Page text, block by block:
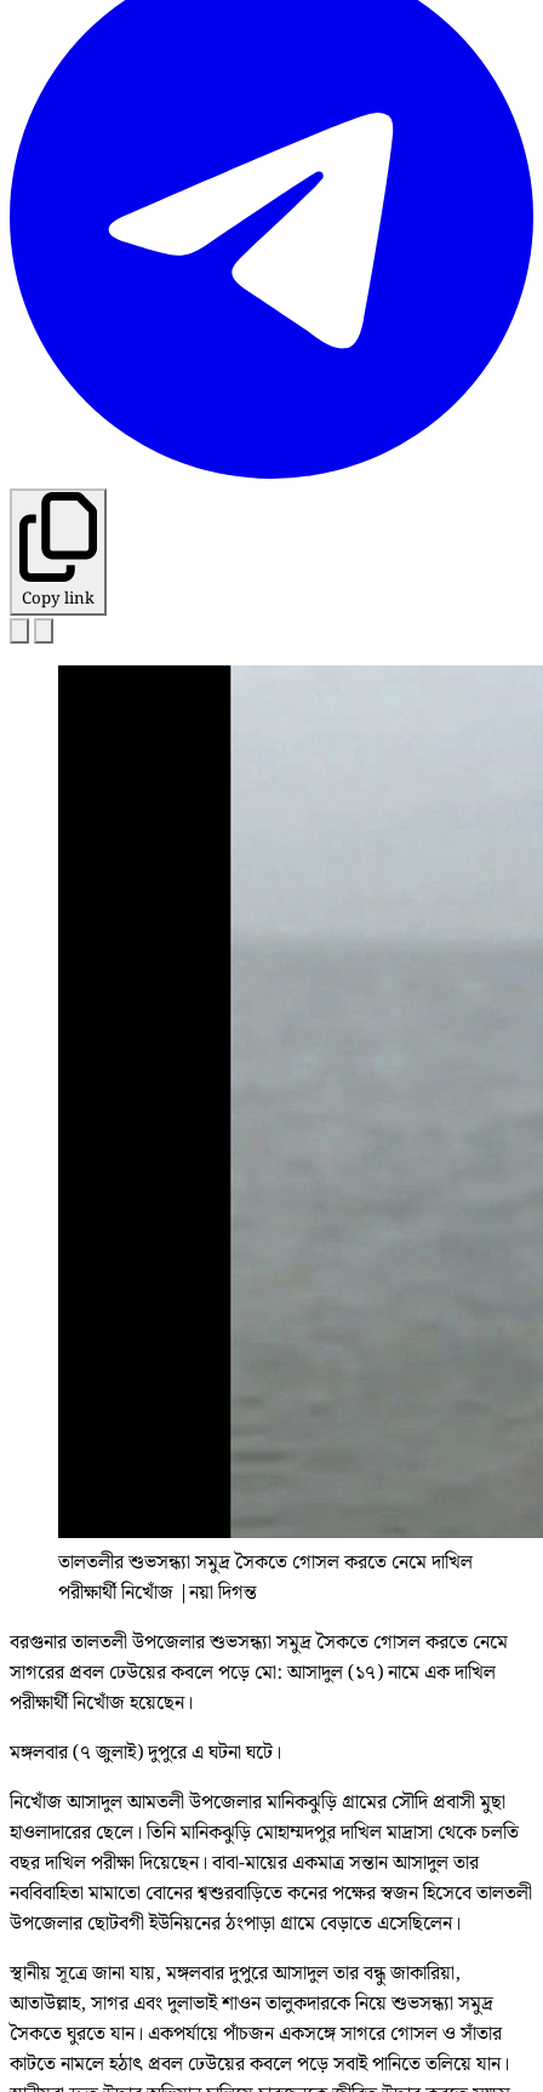
Copy link
তালতলীর শুভসন্ধ্যা সমুদ্র সৈকতে গোসল করতে নেমে দাখিল
পরীক্ষার্থী নিখোঁজ |নয়া দিগন্ত
বরগুনার তালতলী উপজেলার শুভসন্ধ্যা সমুদ্র সৈকতে গোসল করতে নেমে
সাগরের প্রবল ঢেউয়ের কবলে পড়ে মো: আসাদুল (১৭) নামে এক দাখিল
পরীক্ষার্থী নিখোঁজ হয়েছেন।
মঙ্গলবার (৭ জুলাই) দুপুরে এ ঘটনা ঘটে।
নিখোঁজ আসাদুল আমতলী উপজেলার মানিকঝুড়ি গ্রামের সৌদি প্রবাসী মুছা
হাওলাদারের ছেলে। তিনি মানিকঝুড়ি মোহাম্মদপুর দাখিল মাদ্রাসা থেকে চলতি
বছর দাখিল পরীক্ষা দিয়েছেন। বাবা-মায়ের একমাত্র সন্তান আসাদুল তার
নববিবাহিতা মামাতো বোনের শ্বশুরবাড়িতে কনের পক্ষের স্বজন হিসেবে তালতলী
উপজেলার ছোটবগী ইউনিয়নের ঠংপাড়া গ্রামে বেড়াতে এসেছিলেন।
স্থানীয় সূত্রে জানা যায়, মঙ্গলবার দুপুরে আসাদুল তার বন্ধু জাকারিয়া,
আতাউল্লাহ, সাগর এবং দুলাভাই শাওন তালুকদারকে নিয়ে শুভসন্ধ্যা সমুদ্র
সৈকতে ঘুরতে যান। একপর্যায়ে পাঁচজন একসঙ্গে সাগরে গোসল ও সাঁতার
কাটতে নামলে হঠাৎ প্রবল ঢেউয়ের কবলে পড়ে সবাই পানিতে তলিয়ে যান।